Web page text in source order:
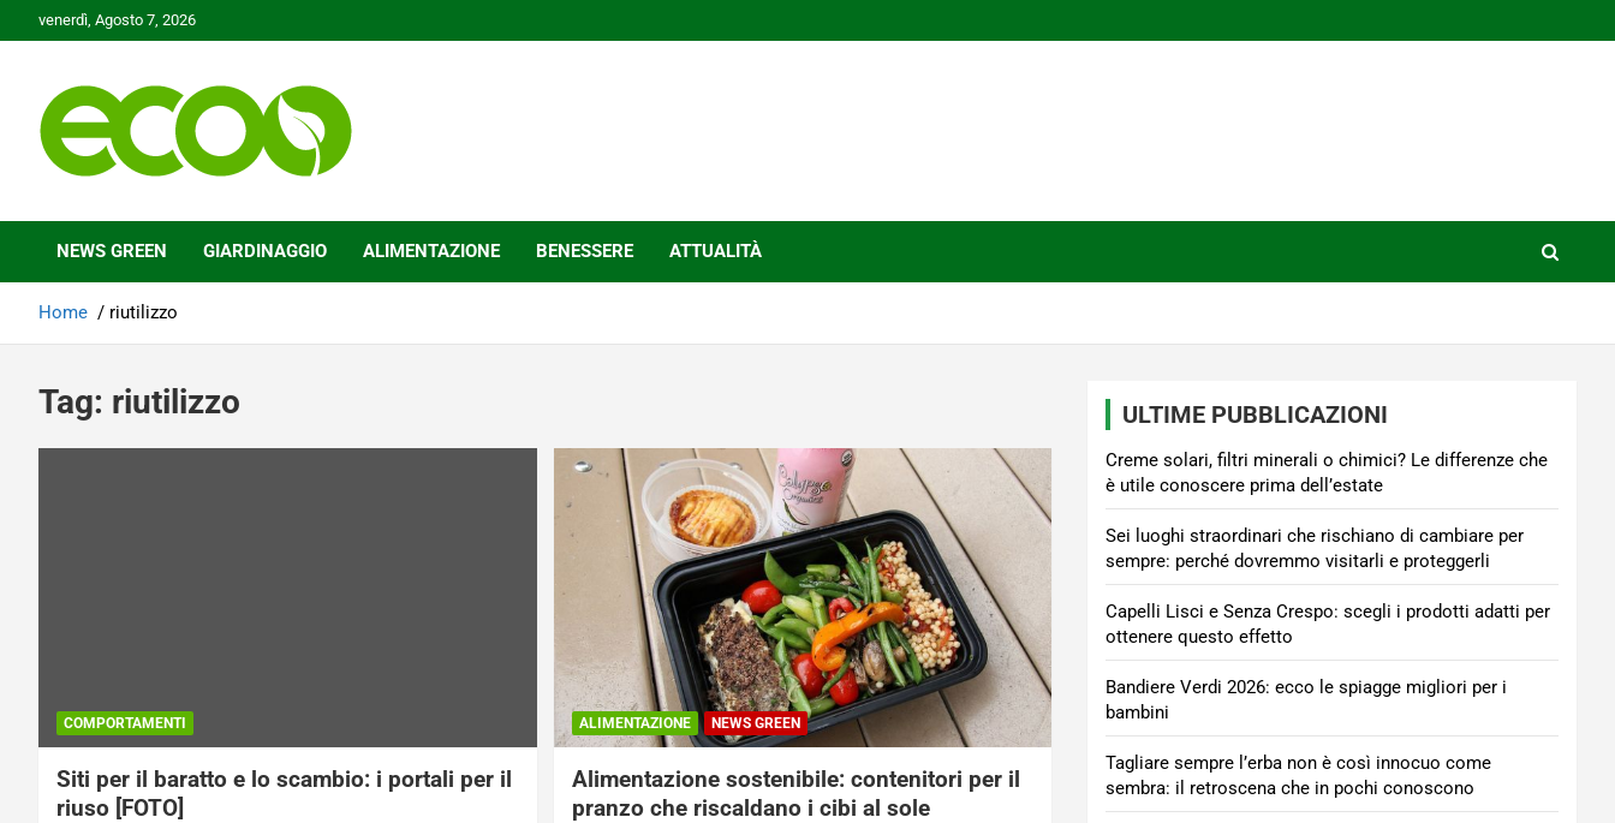
to
venerdì, Agosto 7, 2026
Ecoo.it
NEWS GREEN GIARDINAGGIO ALIMENTAZIONE BENESSERE ATTUALITÀ
Home riutilizzo
Tag: riutilizzo
COMPORTAMENTI
Siti per il baratto e lo scambio: i portali per il
riuso [FOTO]
ALIMENTAZIONE NEWS GREEN
Alimentazione sostenibile: contenitori per il
pranzo che riscaldano i cibi al sole
ULTIME PUBBLICAZIONI
Creme solari, filtri minerali o chimici? Le differenze che
è utile conoscere prima dell’estate
Sei luoghi straordinari che rischiano di cambiare per
sempre: perché dovremmo visitarli e proteggerli
Capelli Lisci e Senza Crespo: scegli i prodotti adatti per
ottenere questo effetto
Bandiere Verdi 2026: ecco le spiagge migliori per i
bambini
Tagliare sempre l’erba non è così innocuo come
sembra: il retroscena che in pochi conoscono